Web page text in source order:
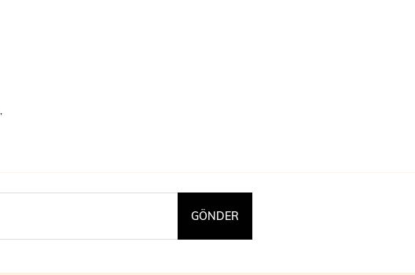
GÖNDER